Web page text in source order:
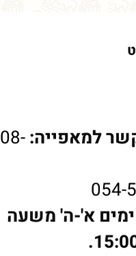
למאפייה:08-
054-
א'-ה' משעה